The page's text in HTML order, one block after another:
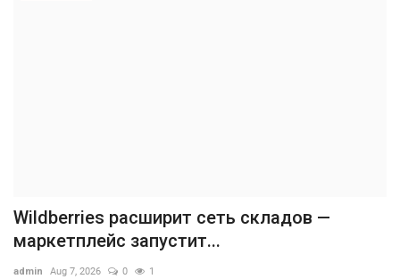
Wildberries расширит сеть складов —
маркетплейс запустит...
admin Aug 7, 2026 0 1